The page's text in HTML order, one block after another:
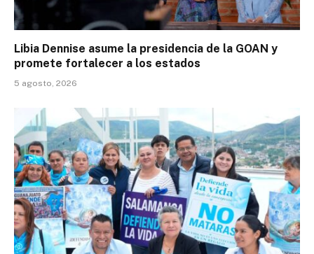
Libia Dennise asume la presidencia de la GOAN y
promete fortalecer a los estados
5 agosto, 2026